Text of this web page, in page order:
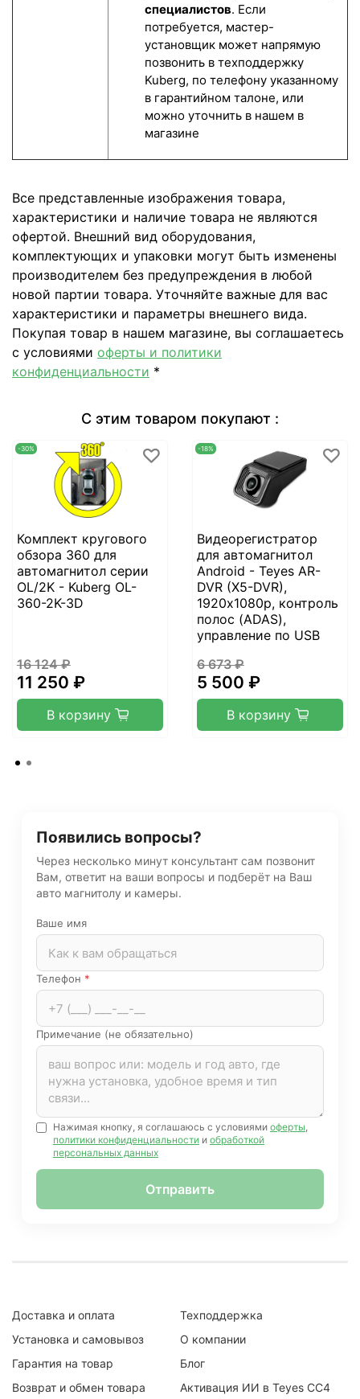
специалистов. Если
потребуется, мастер-
установщик может напрямую
позвонить в техподдержку
Kuberg, по телефону указанному
в гарантийном талоне, или
можно уточнить в нашем в
магазине
Все представленные изображения товара,
характеристики и наличие товара не являются
офертой. Внешний вид оборудования,
комплектующих и упаковки могут быть изменены
производителем без предупреждения в любой
новой партии товара. Уточняйте важные для вас
характеристики и параметры внешнего вида.
Покупая товар в нашем магазине, вы соглашаетесь
с условиями оферты и политики
конфиденциальности *
С этим товаром покупают :
-30%
Комплект кругового
обзора 360 для
автомагнитол серии
OL/2K - Kuberg OL-
360-2K-3D
16 124 ₽
11 250 ₽
В корзину
-18%
Видеорегистратор
для автомагнитол
Android - Teyes AR-
DVR (X5-DVR),
1920х1080p, контроль
полос (ADAS),
управление по USB
6 673 ₽
5 500 ₽
В корзину
Появились вопросы?
Через несколько минут консультант сам позвонит
Вам, ответит на ваши вопросы и подберёт на Ваш
авто магнитолу и камеры.
Ваше имя
Телефон *
Примечание (не обязательно)
Нажимая кнопку, я соглашаюсь с условиями оферты,
политики конфиденциальности и обработкой
персональных данных
Отправить
Доставка и оплата
Установка и самовывоз
Гарантия на товар
Возврат и обмен товара
Техподдержка
О компании
Блог
Активация ИИ в Teyes CC4